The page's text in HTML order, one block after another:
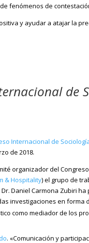
fenómenos de
y ayudar a atajar la
de
Internacional de
de 2018.
organizador del
& Hospitality) el grupo de
Daniel Carmona Zubiri
investigaciones en forma
como mediador de los
. «Comunicación y